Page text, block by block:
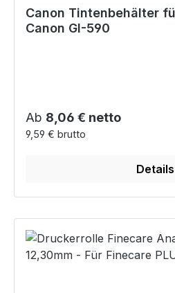
Canon Tintenbehälter
Canon GI-590
Regulärer Preis:
Ab 8,06 € netto
9,59 € brutto
Details